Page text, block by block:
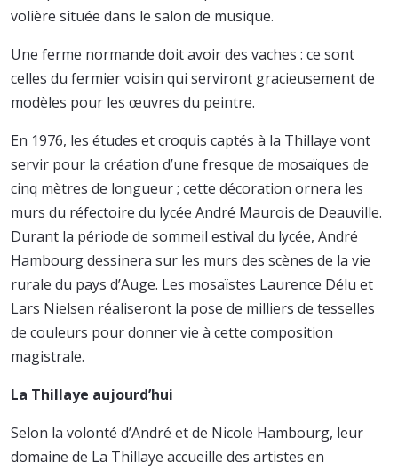
volière située dans le salon de musique.
Une ferme normande doit avoir des vaches : ce sont
celles du fermier voisin qui serviront gracieusement de
modèles pour les œuvres du peintre.
En 1976, les études et croquis captés à la Thillaye vont
servir pour la création d’une fresque de mosaïques de
cinq mètres de longueur ; cette décoration ornera les
murs du réfectoire du lycée André Maurois de Deauville.
Durant la période de sommeil estival du lycée, André
Hambourg dessinera sur les murs des scènes de la vie
rurale du pays d’Auge. Les mosaïstes Laurence Délu et
Lars Nielsen réaliseront la pose de milliers de tesselles
de couleurs pour donner vie à cette composition
magistrale.
La Thillaye aujourd’hui
Selon la volonté d’André et de Nicole Hambourg, leur
domaine de La Thillaye accueille des artistes en